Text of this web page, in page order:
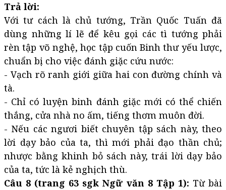
Trả lời:
Với tư cách là chủ tướng, Trần Quốc Tuấn đã
dùng những lí lẽ để kêu gọi các tì tướng phải
rèn tập võ nghệ, học tập cuốn Binh thư yếu lược,
chuẩn bị cho việc đánh giặc cứu nước:
- Vạch rõ ranh giới giữa hai con đường chính và
tà.
- Chỉ có luyện binh đánh giặc mới có thể chiến
thắng, cửa nhà no ấm, tiếng thơm muôn đời.
- Nếu các ngươi biết chuyên tập sách này, theo
lời dạy bảo của ta, thì mới phải đạo thần chủ;
nhược bằng khinh bỏ sách này, trái lời dạy bảo
của ta, tức là kẻ nghịch thù.
Câu 8 (trang 63 sgk Ngữ văn 8 Tập 1): Từ bài